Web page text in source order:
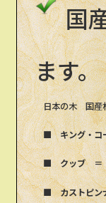
国
ます。
日本の木 国産材
■ キング・コ
■ クッブ ＝
■ カストピン